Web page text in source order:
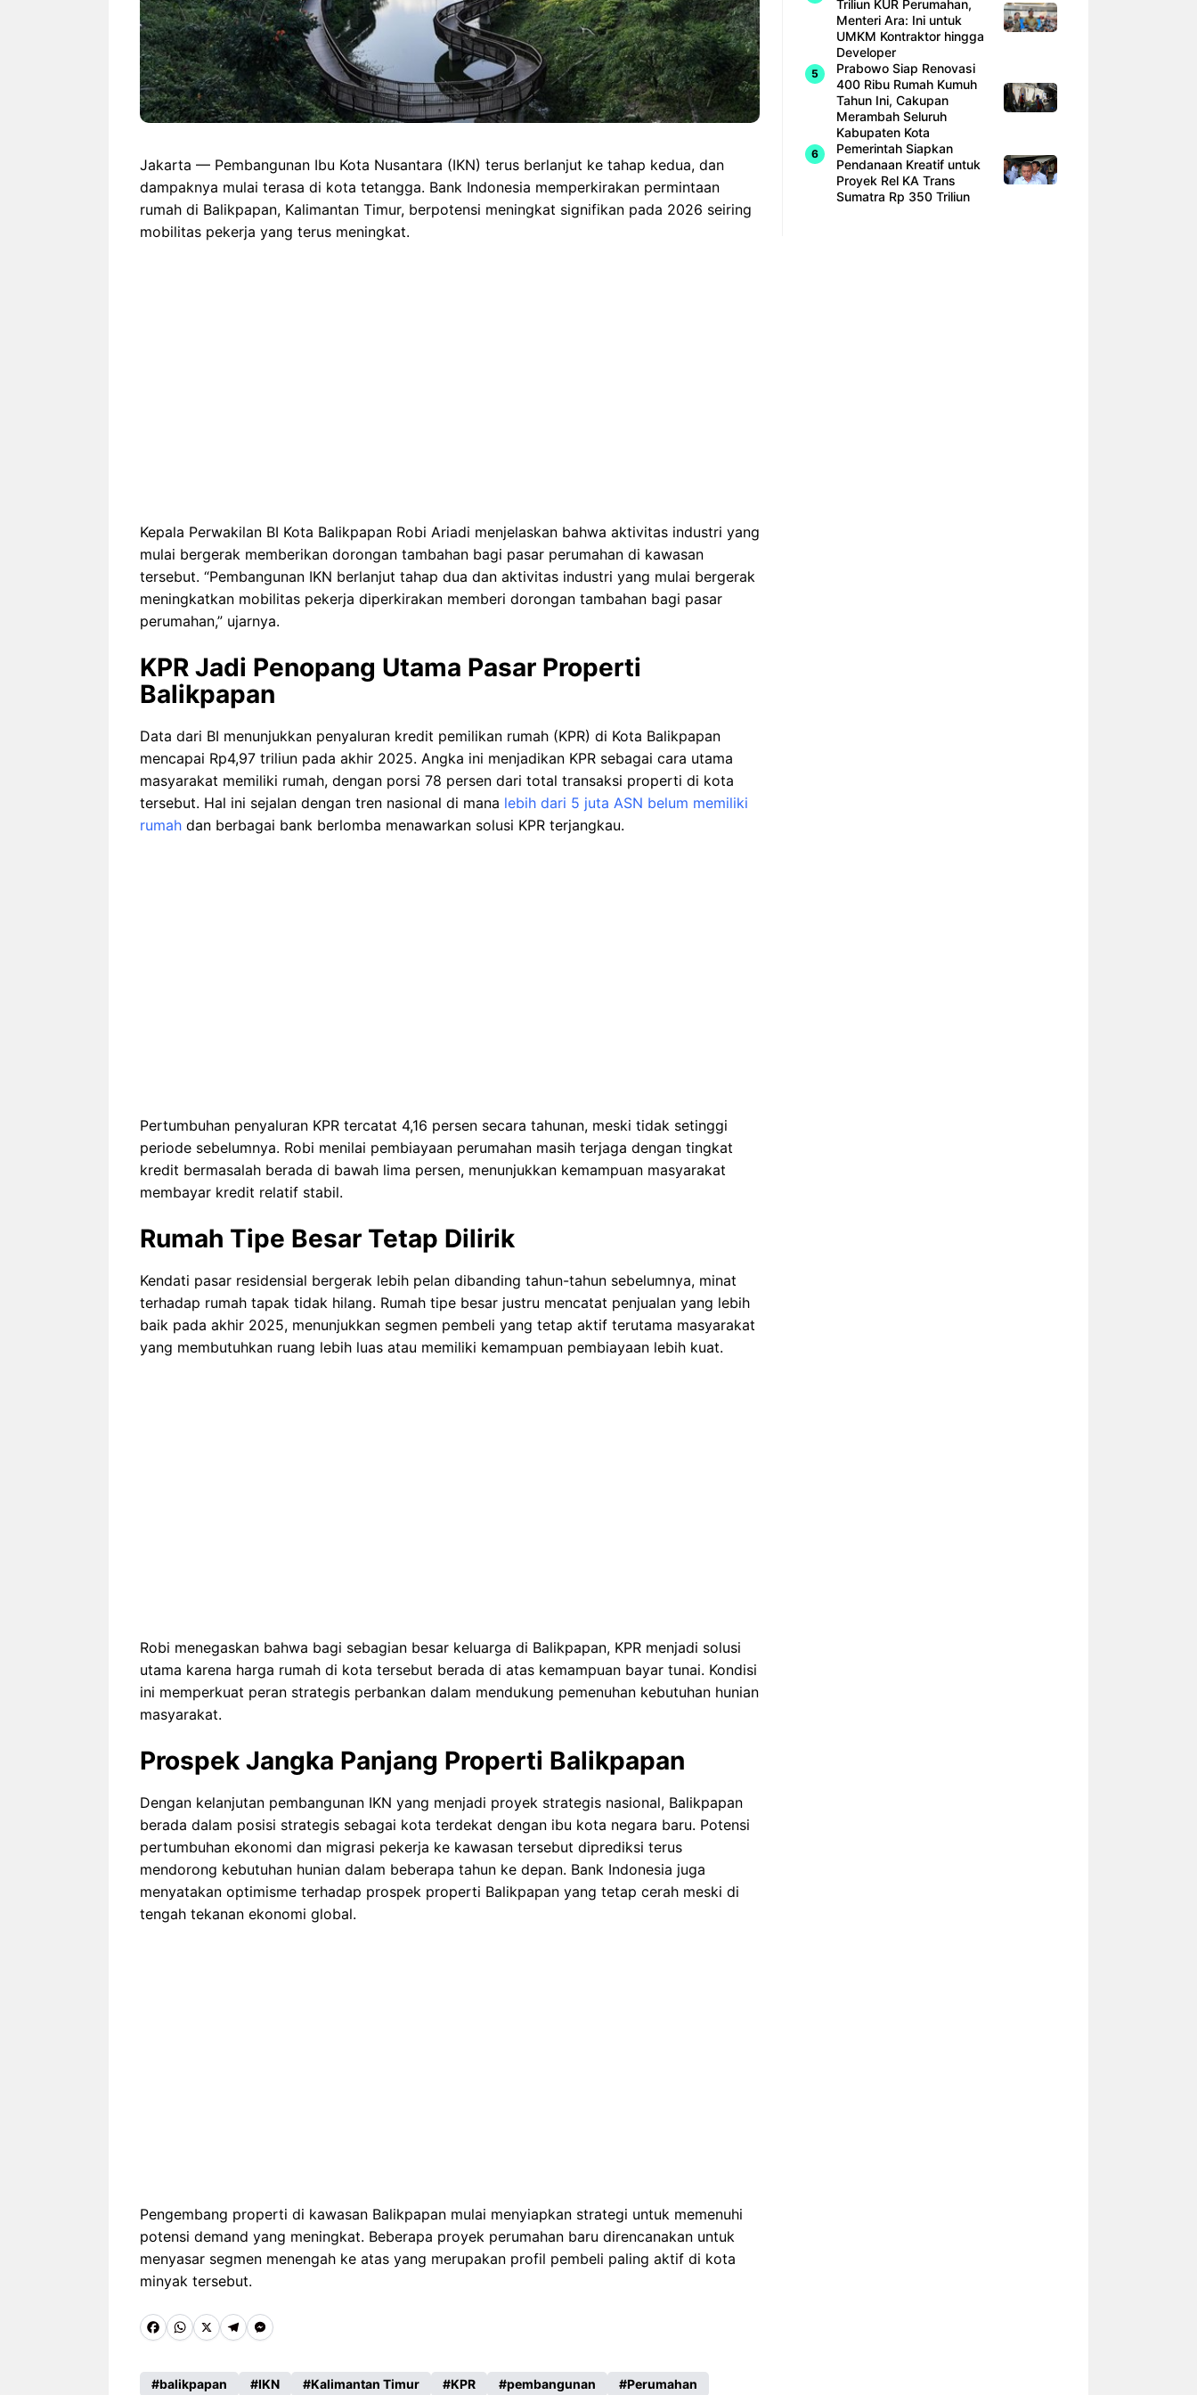
Jakarta — Pembangunan Ibu Kota Nusantara (IKN) terus berlanjut ke tahap kedua, dan
dampaknya mulai terasa di kota tetangga. Bank Indonesia memperkirakan permintaan
rumah di Balikpapan, Kalimantan Timur, berpotensi meningkat signifikan pada 2026 seiring
mobilitas pekerja yang terus meningkat.
Kepala Perwakilan BI Kota Balikpapan Robi Ariadi menjelaskan bahwa aktivitas industri yang
mulai bergerak memberikan dorongan tambahan bagi pasar perumahan di kawasan
tersebut. “Pembangunan IKN berlanjut tahap dua dan aktivitas industri yang mulai bergerak
meningkatkan mobilitas pekerja diperkirakan memberi dorongan tambahan bagi pasar
perumahan,” ujarnya.
KPR Jadi Penopang Utama Pasar Properti
Balikpapan
Data dari BI menunjukkan penyaluran kredit pemilikan rumah (KPR) di Kota Balikpapan
mencapai Rp4,97 triliun pada akhir 2025. Angka ini menjadikan KPR sebagai cara utama
masyarakat memiliki rumah, dengan porsi 78 persen dari total transaksi properti di kota
tersebut. Hal ini sejalan dengan tren nasional di mana lebih dari 5 juta ASN belum memiliki
rumah dan berbagai bank berlomba menawarkan solusi KPR terjangkau.
Pertumbuhan penyaluran KPR tercatat 4,16 persen secara tahunan, meski tidak setinggi
periode sebelumnya. Robi menilai pembiayaan perumahan masih terjaga dengan tingkat
kredit bermasalah berada di bawah lima persen, menunjukkan kemampuan masyarakat
membayar kredit relatif stabil.
Rumah Tipe Besar Tetap Dilirik
Kendati pasar residensial bergerak lebih pelan dibanding tahun-tahun sebelumnya, minat
terhadap rumah tapak tidak hilang. Rumah tipe besar justru mencatat penjualan yang lebih
baik pada akhir 2025, menunjukkan segmen pembeli yang tetap aktif terutama masyarakat
yang membutuhkan ruang lebih luas atau memiliki kemampuan pembiayaan lebih kuat.
Robi menegaskan bahwa bagi sebagian besar keluarga di Balikpapan, KPR menjadi solusi
utama karena harga rumah di kota tersebut berada di atas kemampuan bayar tunai. Kondisi
ini memperkuat peran strategis perbankan dalam mendukung pemenuhan kebutuhan hunian
masyarakat.
Prospek Jangka Panjang Properti Balikpapan
Dengan kelanjutan pembangunan IKN yang menjadi proyek strategis nasional, Balikpapan
berada dalam posisi strategis sebagai kota terdekat dengan ibu kota negara baru. Potensi
pertumbuhan ekonomi dan migrasi pekerja ke kawasan tersebut diprediksi terus
mendorong kebutuhan hunian dalam beberapa tahun ke depan. Bank Indonesia juga
menyatakan optimisme terhadap prospek properti Balikpapan yang tetap cerah meski di
tengah tekanan ekonomi global.
Pengembang properti di kawasan Balikpapan mulai menyiapkan strategi untuk memenuhi
potensi demand yang meningkat. Beberapa proyek perumahan baru direncanakan untuk
menyasar segmen menengah ke atas yang merupakan profil pembeli paling aktif di kota
minyak tersebut.
F WX T M
balikpapan IKN Kalimantan Timur KPR pembangunan Perumahan
Triliun KUR Perumahan,
Menteri Ara: Ini untuk
UMKM Kontraktor hingga
Developer
Prabowo Siap Renovasi
400 Ribu Rumah Kumuh
Tahun Ini, Cakupan
Merambah Seluruh
Kabupaten Kota
Pemerintah Siapkan
Pendanaan Kreatif untuk
Proyek Rel KA Trans
Sumatra Rp 350 Triliun